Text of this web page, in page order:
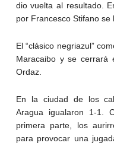
dio vuelta al resultado.
por Francesco Stifano
El “clásico negriazul”
Maracaibo y se cerrará
Ordaz.
En la ciudad de los
Aragua igualaron 1-1.
primera parte, los
para provocar una